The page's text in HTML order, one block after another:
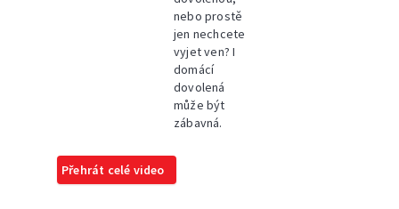
nebo prostě
jen nechcete
vyjet ven? I
domácí
dovolená
může být
zábavná.
Přehrát celé video